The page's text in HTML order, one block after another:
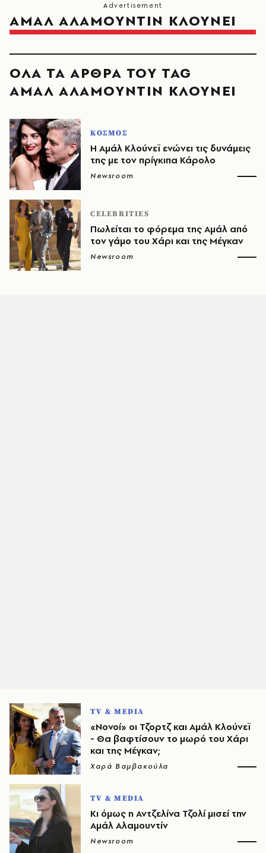
ΑΜΑΛ ΑΛΑΜΟΥΝΤΙΝ ΚΛΟΥΝΕΙ
ΟΛΑ ΤΑ ΑΡΘΡΑ ΤΟΥ TAG
ΑΜΑΛ ΑΛΑΜΟΥΝΤΙΝ ΚΛΟΥΝΕΙ
ΚΟΣΜΟΣ
Η Αμάλ Κλούνεϊ ενώνει τις δυνάμεις
της με τον πρίγκιπα Κάρολο
Newsroom
CELEBRITIES
Πωλείται το φόρεμα της Αμάλ από
τον γάμο του Χάρι και της Μέγκαν
Newsroom
TV & MEDIA
«Νονοί» οι Τζορτζ και Αμάλ Κλούνεϊ
- Θα βαφτίσουν το μωρό του Χάρι
και της Μέγκαν;
Χαρά Βαμβακούλα
TV & MEDIA
Κι όμως η Αντζελίνα Τζολί μισεί την
Αμάλ Αλαμουντίν
Newsroom